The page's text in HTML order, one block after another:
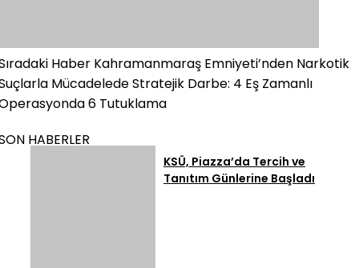
Haber Kahramanmaraş Emniyeti’nden Narkotik
Mücadelede Stratejik Darbe: 4 Eş Zamanlı
6 Tutuklama
HABERLER
KSÜ, Piazza’da Tercih ve
Tanıtım Günlerine Başladı